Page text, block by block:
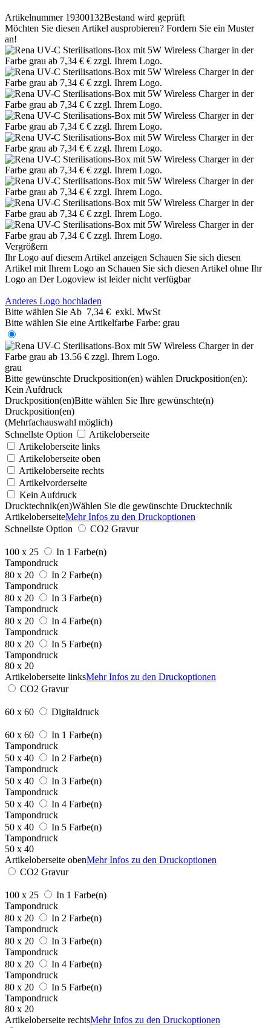
Artikelnummer 19300132Bestand wird geprüft
Möchten Sie diesen Artikel ausprobieren? Fordern Sie ein Muster
an!
Vergrößern
Ihr Logo auf diesem Artikel anzeigen Schauen Sie sich diesen
Artikel mit Ihrem Logo an Schauen Sie sich diesen Artikel ohne Ihr
Logo an Der Logoview ist leider nicht verfügbar
Anderes Logo hochladen
Bitte wählen Sie Ab 7,34 € exkl. MwSt
Bitte wählen Sie eine Artikelfarbe Farbe: grau
grau
Bitte gewünschte Druckposition(en) wählen Druckposition(en):
Kein Aufdruck
Druckposition(en)Bitte wählen Sie Ihre gewünschte(n)
Druckposition(en)
(Mehrfachauswahl möglich)
Schnellste Option
Artikeloberseite
Artikeloberseite links
Artikeloberseite oben
Artikeloberseite rechts
Artikelvorderseite
Kein Aufdruck
Drucktechnik(en)Wählen Sie die gewünschte Drucktechnik
ArtikeloberseiteMehr Infos zu den Druckoptionen
Schnellste Option
CO2 Gravur
100 x 25
In 1 Farbe(n)
Tampondruck
80 x 20
In 2 Farbe(n)
Tampondruck
80 x 20
In 3 Farbe(n)
Tampondruck
80 x 20
In 4 Farbe(n)
Tampondruck
80 x 20
In 5 Farbe(n)
Tampondruck
80 x 20
Artikeloberseite linksMehr Infos zu den Druckoptionen
CO2 Gravur
60 x 60 Digitaldruck
60 x 60
In 1 Farbe(n)
Tampondruck
50 x 40
In 2 Farbe(n)
Tampondruck
50 x 40
In 3 Farbe(n)
Tampondruck
50 x 40
In 4 Farbe(n)
Tampondruck
50 x 40
In 5 Farbe(n)
Tampondruck
50 x 40
Artikeloberseite obenMehr Infos zu den Druckoptionen
CO2 Gravur
100 x 25
In 1 Farbe(n)
Tampondruck
80 x 20
In 2 Farbe(n)
Tampondruck
80 x 20
In 3 Farbe(n)
Tampondruck
80 x 20
In 4 Farbe(n)
Tampondruck
80 x 20
In 5 Farbe(n)
Tampondruck
80 x 20
Artikeloberseite rechtsMehr Infos zu den Druckoptionen